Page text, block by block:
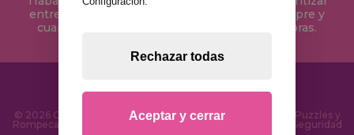
entregas rápidas en territorio peninsular, siempre y
cuando el pedido se realice antes de las 18 horas.
© 2026 CasaDelPuzzle.com - Tienda Online para comprar Puzzles y
Rompecabezas en Internet. Entrega Rápida en 24 Horas y Seguridad
Rechazar todas
Aceptar y cerrar